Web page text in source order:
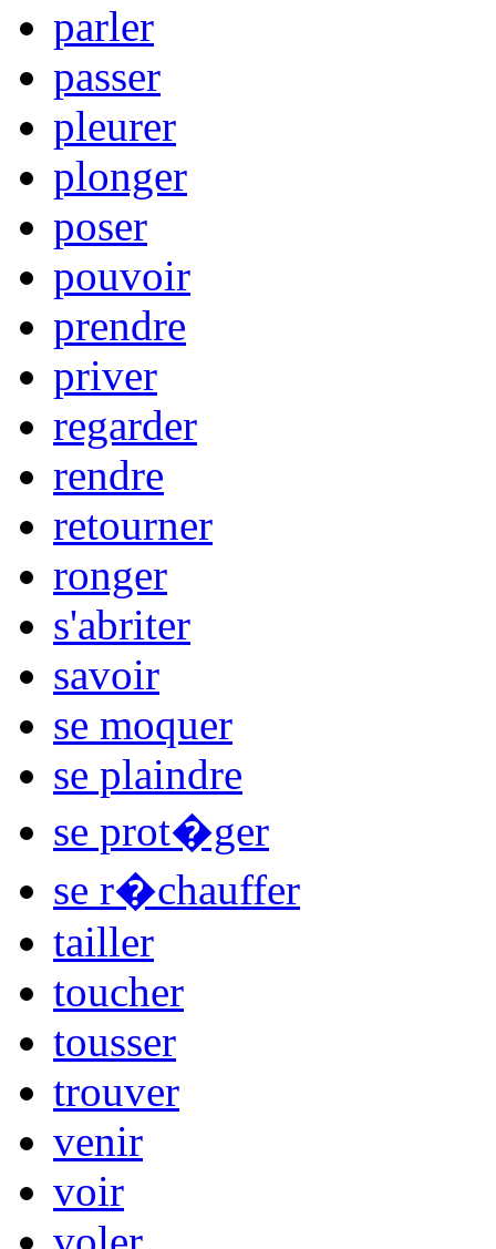
parler
passer
pleurer
plonger
poser
pouvoir
prendre
priver
regarder
rendre
retourner
ronger
s'abriter
savoir
se moquer
se plaindre
se prot�ger
se r�chauffer
tailler
toucher
tousser
trouver
venir
voir